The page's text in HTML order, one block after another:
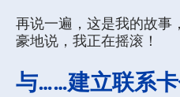
再说一遍，这是我的故事
豪地说，我正在摇滚！
与……建立联系